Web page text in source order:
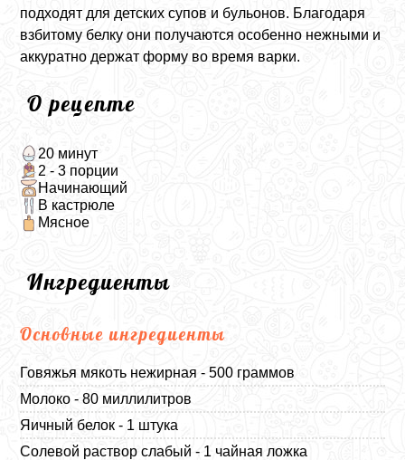
подходят для детских супов и бульонов. Благодаря
взбитому белку они получаются особенно нежными и
аккуратно держат форму во время варки.
О рецепте
20 минут
2 - 3 порции
Начинающий
В кастрюле
Мясное
Ингредиенты
Основные ингредиенты
Говяжья мякоть нежирная - 500 граммов
Молоко - 80 миллилитров
Яичный белок - 1 штука
Солевой раствор слабый - 1 чайная ложка